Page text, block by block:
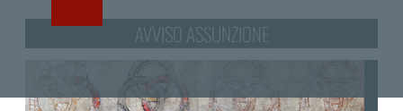
AVVISO ASSUNZIONE